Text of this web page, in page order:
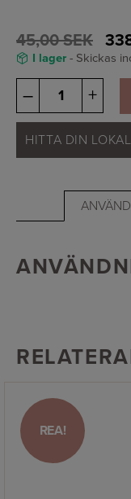
45,00SEK
I lager- Skickas
–
Osmosis
Eye
Shadow
Trio
+
HITTA DIN
REA!